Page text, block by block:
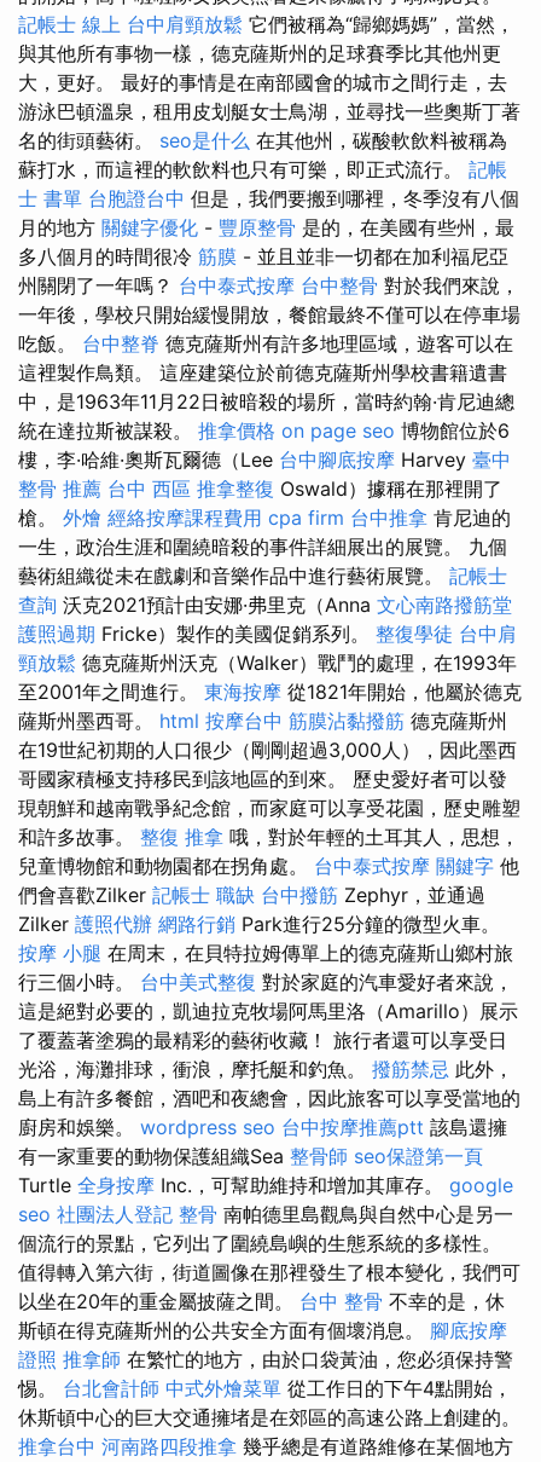
記帳士 線上 台中肩頸放鬆 它們被稱為“歸鄉媽媽”，當然，
與其他所有事物一樣，德克薩斯州的足球賽季比其他州更
大，更好。 最好的事情是在南部國會的城市之間行走，去
游泳巴頓溫泉，租用皮划艇女士鳥湖，並尋找一些奧斯丁著
名的街頭藝術。 seo是什么 在其他州，碳酸軟飲料被稱為
蘇打水，而這裡的軟飲料也只有可樂，即正式流行。 記帳
士 書單 台胞證台中 但是，我們要搬到哪裡，冬季沒有八個
月的地方 關鍵字優化 - 豐原整骨 是的，在美國有些州，最
多八個月的時間很冷 筋膜 - 並且並非一切都在加利福尼亞
州關閉了一年嗎？ 台中泰式按摩 台中整骨 對於我們來說，
一年後，學校只開始緩慢開放，餐館最終不僅可以在停車場
吃飯。 台中整脊 德克薩斯州有許多地理區域，遊客可以在
這裡製作鳥類。 這座建築位於前德克薩斯州學校書籍遺書
中，是1963年11月22日被暗殺的場所，當時約翰·肯尼迪總
統在達拉斯被謀殺。 推拿價格 on page seo 博物館位於6
樓，李·哈維·奧斯瓦爾德（Lee 台中腳底按摩 Harvey 臺中
整骨 推薦 台中 西區 推拿整復 Oswald）據稱在那裡開了
槍。 外燴 經絡按摩課程費用 cpa firm 台中推拿 肯尼迪的
一生，政治生涯和圍繞暗殺的事件詳細展出的展覽。 九個
藝術組織從未在戲劇和​​音樂作品中進行藝術展覽。 記帳士
查詢 沃克2021預計由安娜·弗里克（Anna 文心南路撥筋堂
護照過期 Fricke）製作的美國促銷系列。 整復學徒 台中肩
頸放鬆 德克薩斯州沃克（Walker）戰鬥的處理，在1993年
至2001年之間進行。 東海按摩 從1821年開始，他屬於德克
薩斯州墨西哥。 html 按摩台中 筋膜沾黏撥筋 德克薩斯州
在19世紀初期的人口很少（剛剛超過3,000人），因此墨西
哥國家積極支持移民到該地區的到來。 歷史愛好者可以發
現朝鮮和越南戰爭紀念館，而家庭可以享受花園，歷史雕塑
和許多故事。 整復 推拿 哦，對於年輕的土耳其人，思想，
兒童博物館和動物園都在拐角處。 台中泰式按摩 關鍵字 他
們會喜歡Zilker 記帳士 職缺 台中撥筋 Zephyr，並通過
Zilker 護照代辦 網路行銷 Park進行25分鐘的微型火車。
按摩 小腿 在周末，在貝特拉姆傳單上的德克薩斯山鄉村旅
行三個小時。 台中美式整復 對於家庭的汽車愛好者來說，
這是絕對必要的，凱迪拉克牧場阿馬里洛（Amarillo）展示
了覆蓋著塗鴉的最精彩的藝術收藏！ 旅行者還可以享受日
光浴，海灘排球，衝浪，摩托艇和釣魚。 撥筋禁忌 此外，
島上有許多餐館，酒吧和夜總會，因此旅客可以享受當地的
廚房和娛樂。 wordpress seo 台中按摩推薦ptt 該島還擁
有一家重要的動物保護組織Sea 整骨師 seo保證第一頁
Turtle 全身按摩 Inc.，可幫助維持和增加其庫存。 google
seo 社團法人登記 整骨 南帕德里島觀鳥與自然中心是另一
個流行的景點，它列出了圍繞島嶼的生態系統的多樣性。
值得轉入第六街，街道圖像在那裡發生了根本變化，我們可
以坐在20年的重金屬披薩之間。 台中 整骨 不幸的是，休
斯頓在得克薩斯州的公共安全方面有個壞消息。 腳底按摩
證照 推拿師 在繁忙的地方，由於口袋黃油，您必須保持警
惕。 台北會計師 中式外燴菜單 從工作日的下午4點開始，
休斯頓中心的巨大交通擁堵是在郊區的高速公路上創建的。
推拿台中 河南路四段推拿 幾乎總是有道路維修在某個地方